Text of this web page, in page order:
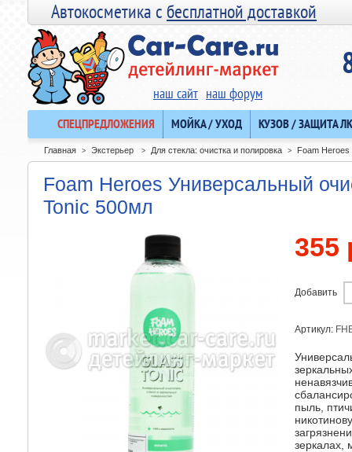
Автокосметика сбесплатной доставкой
наш сайт наш форум
СПЕЦПРЕДЛОЖЕНИЯ МОЙКА / УХОД КУЗОВ / ЗАЩИТА
Главная > Экстерьер > Для стекла: очистка и полировка > Foam Heroes
Foam Heroes Универсальный
Tonic 500мл
355
Добавить
Артикул:
пыль,
зеркалах,